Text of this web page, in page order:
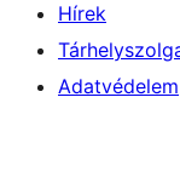
Hírek
Adatvédelem